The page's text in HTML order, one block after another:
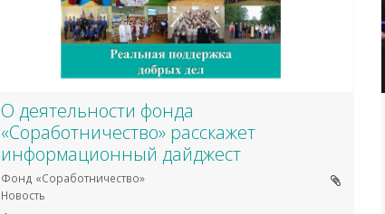
О деятельности фонда
«Соработничество» расскажет
информационный дайджест
Фонд «Соработничество»
Новость